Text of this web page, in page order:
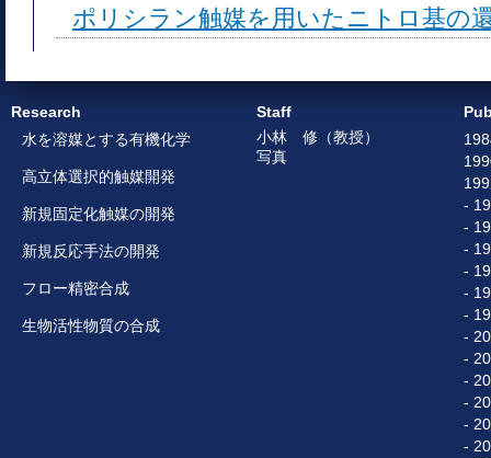
ポリシラン触媒を用いたニトロ基の
Research
水を溶媒とする有機化学
高立体選択的触媒開発
新規固定化触媒の開発
新規反応手法の開発
フロー精密合成
生物活性物質の合成
-
-
-
-
-
-
-
-
-
-
-
-
Staff
小林 修（教授）
写真